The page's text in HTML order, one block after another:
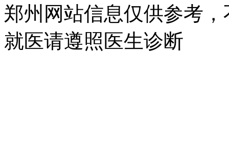
郑州网站信息仅供参考
就医请遵照医生诊断